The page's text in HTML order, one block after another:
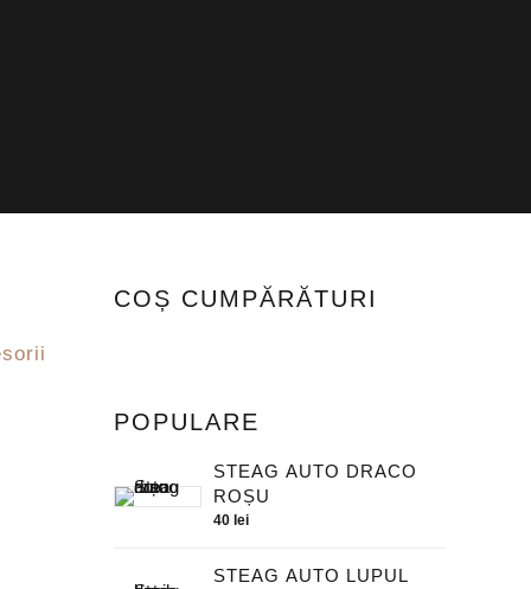
COȘ CUMPĂRĂTURI
POPULARE
STEAG AUTO DRACO
ROȘU
40 lei
STEAG AUTO LUPUL